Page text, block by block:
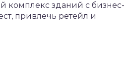
зданий с бизнес-
привлечь ретейл и